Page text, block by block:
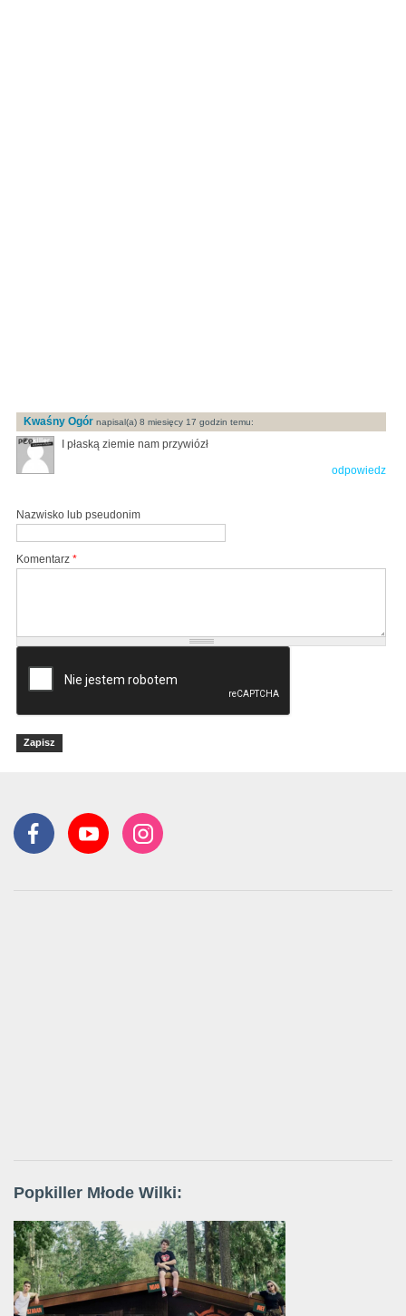
Kwaśny Ogór napisal(a) 8 miesięcy 17 godzin temu:
I płaską ziemie nam przywiózł
odpowiedz
Nazwisko lub pseudonim
Komentarz *
Popkiller Młode Wilki: